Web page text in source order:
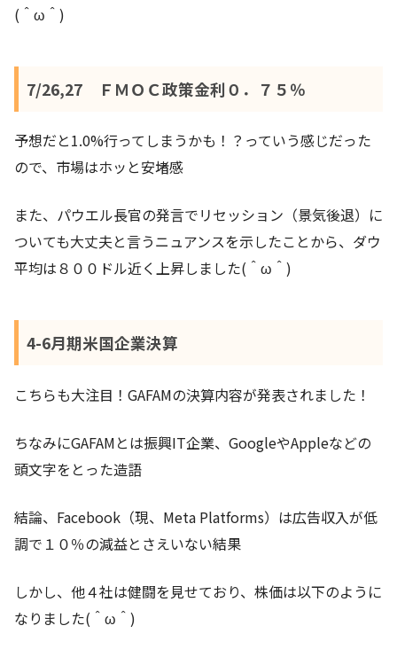
(＾ω＾)
7/26,27 ＦＭＯＣ政策金利０．７５％
予想だと1.0%行ってしまうかも！？っていう感じだった
ので、市場はホッと安堵感
また、パウエル長官の発言でリセッション（景気後退）に
ついても大丈夫と言うニュアンスを示したことから、ダウ
平均は８００ドル近く上昇しました(＾ω＾)
4-6月期米国企業決算
こちらも大注目！GAFAMの決算内容が発表されました！
ちなみにGAFAMとは振興IT企業、GoogleやAppleなどの
頭文字をとった造語
結論、Facebook（現、Meta Platforms）は広告収入が低
調で１０％の減益とさえいない結果
しかし、他４社は健闘を見せており、株価は以下のように
なりました(＾ω＾)